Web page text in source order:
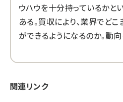
ウハウを十分持っているかと
ある。買収により、業界でど
ができるようになるのか。動
関連リンク